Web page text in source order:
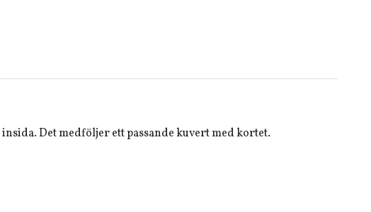
Det medföljer ett passande kuvert med kortet.